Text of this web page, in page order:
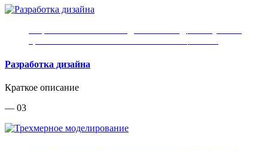
Разработка дизайна
Краткое описание
— 03